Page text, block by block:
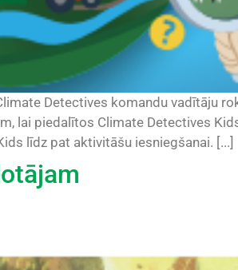
Detectives komandu vadītāju
lai piedalītos Climate Detectives
līdz pat aktivitāšu iesniegšanai. [...]